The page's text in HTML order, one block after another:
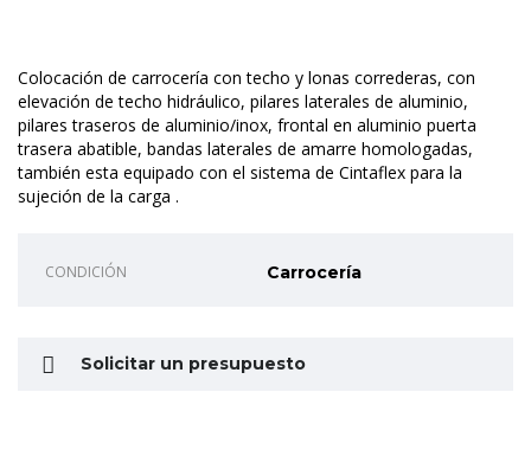
Colocación de carrocería con techo y lonas correderas, con
elevación de techo hidráulico, pilares laterales de aluminio,
pilares traseros de aluminio/inox, frontal en aluminio puerta
trasera abatible, bandas laterales de amarre homologadas,
también esta equipado con el sistema de Cintaflex para la
sujeción de la carga .
CONDICIÓN Carrocería
Solicitar un presupuesto